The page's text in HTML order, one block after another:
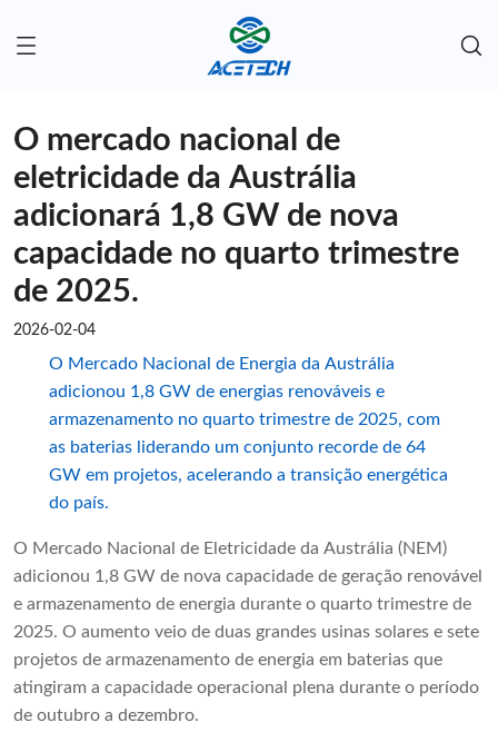
O mercado nacional de
eletricidade da Austrália
adicionará 1,8 GW de nova
capacidade no quarto trimestre
de 2025.
2026-02-04
O Mercado Nacional de Energia da Austrália
adicionou 1,8 GW de energias renováveis ​​e
armazenamento no quarto trimestre de 2025, com
as baterias liderando um conjunto recorde de 64
GW em projetos, acelerando a transição energética
do país.
O Mercado Nacional de Eletricidade da Austrália (NEM)
adicionou 1,8 GW de nova capacidade de geração renovável
e armazenamento de energia durante o quarto trimestre de
2025. O aumento veio de duas grandes usinas solares e sete
projetos de armazenamento de energia em baterias que
atingiram a capacidade operacional plena durante o período
de outubro a dezembro.